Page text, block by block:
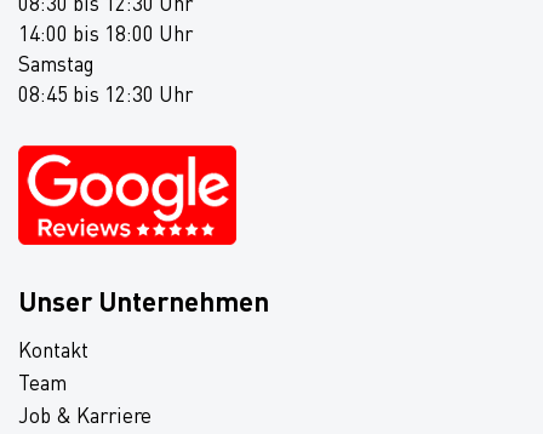
14:00 bis 18:00 Uhr
Samstag
08:45 bis 12:30 Uhr
Unser Unternehmen
Kontakt
Team
Job & Karriere